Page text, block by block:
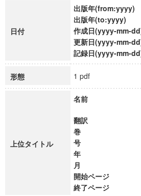
日付
出版年(from:yyyy)
出版年(to:yyyy)
作成日(yyyy-mm-
更新日(yyyy-mm-
記録日(yyyy-mm-
形態 1 pdf
上位タイトル
名前
翻訳
巻
号
年
月
開始ページ
終了ページ